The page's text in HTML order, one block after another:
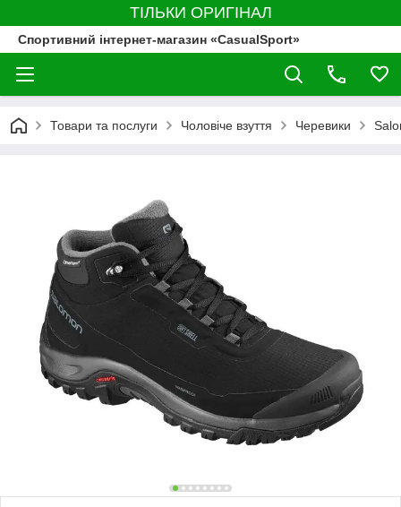
ТІЛЬКИ ОРИГІНАЛ
Спортивний інтернет-магазин «CasualSport»
Товари та послуги Чоловіче взуття Черевики